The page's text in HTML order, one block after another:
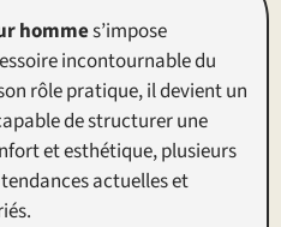
hommes’impose
incontournable du
rôle pratique, il devient un
de structurer une
et esthétique, plusieurs
actuelles et